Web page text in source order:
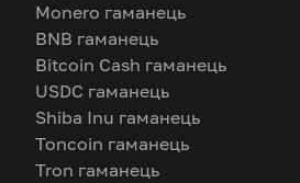
Monero гаманець
BNB гаманець
Bitcoin Cash гаманець
USDC гаманець
Shiba Inu гаманець
Toncoin гаманець
Tron гаманець